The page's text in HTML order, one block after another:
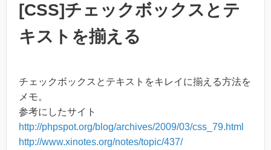
[CSS]チェックボックスとテ
キストを揃える
チェックボックスとテキストをキレイに揃える方法を
メモ。
参考にしたサイト
http://phpspot.org/blog/archives/2009/03/css_79.html
http://www.xinotes.org/notes/topic/437/